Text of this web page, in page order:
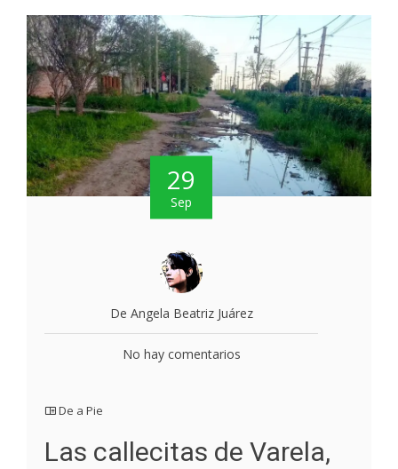
29
Sep
De Angela Beatriz Juárez
No hay comentarios
De a Pie
Las callecitas de Varela,